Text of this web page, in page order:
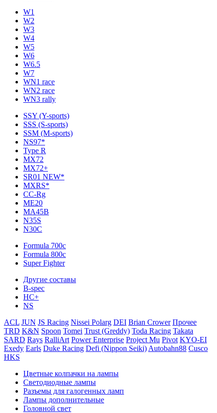
W1
W2
W3
W4
W5
W6
W6.5
W7
WN1 race
WN2 race
WN3 rally
SSY (Y-sports)
SSS (S-sports)
SSM (M-sports)
NS97*
Type R
MX72
MX72+
SR01 NEW*
MXRS*
CC-Rg
ME20
MA45B
N35S
N30C
Formula 700c
Formula 800c
Super Fighter
Другие составы
B-spec
HC+
NS
ACL JUN JS Racing Nissei Polarg DEI Brian Crower Прочее
TRD K&N Spoon Tomei Trust (Greddy) Toda Racing Takata
SARD Rays RalliArt Power Enterprise Project Mu Pivot KYO-EI
Exedy Earls Duke Racing Defi (Nippon Seiki) Autobahn88 Cusco
HKS
Цветные колпачки на лампы
Светодиодные лампы
Разъемы для галогенных ламп
Лампы дополнительные
Головной свет